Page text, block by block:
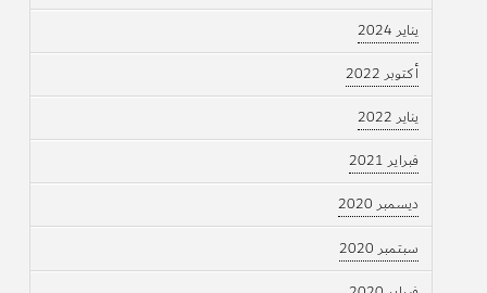
يناير 2024
أكتوبر 2022
يناير 2022
فبراير 2021
ديسمبر 2020
سبتمبر 2020